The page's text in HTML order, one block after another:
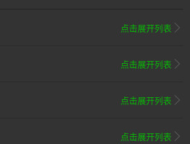
点击展开列表
点击展开列表
点击展开列表
点击展开列表